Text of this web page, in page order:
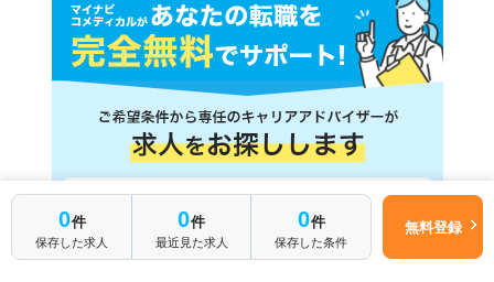
0件
保存した求人
0件
最近見た求人
0件
保存した条件
無料登録
ご登録はこちら